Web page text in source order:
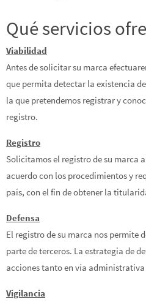
Qué servicios
Viabilidad
Antes de solicitar su marca
que permita detectar la existencia
la que pretendemos registrar y
registro.
Registro
Solicitamos el registro de su marca
acuerdo con los procedimientos y
país, con el fin de obtener la
Defensa
El registro de su marca nos permite
parte de terceros. La estrategia de
acciones tanto en vía
Vigilancia